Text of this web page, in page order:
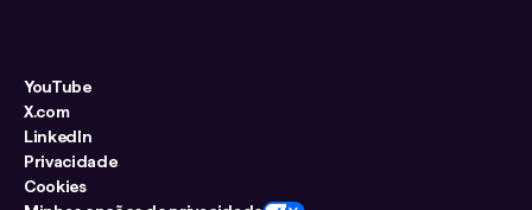
YouTube
X.com
LinkedIn
Privacidade
Cookies